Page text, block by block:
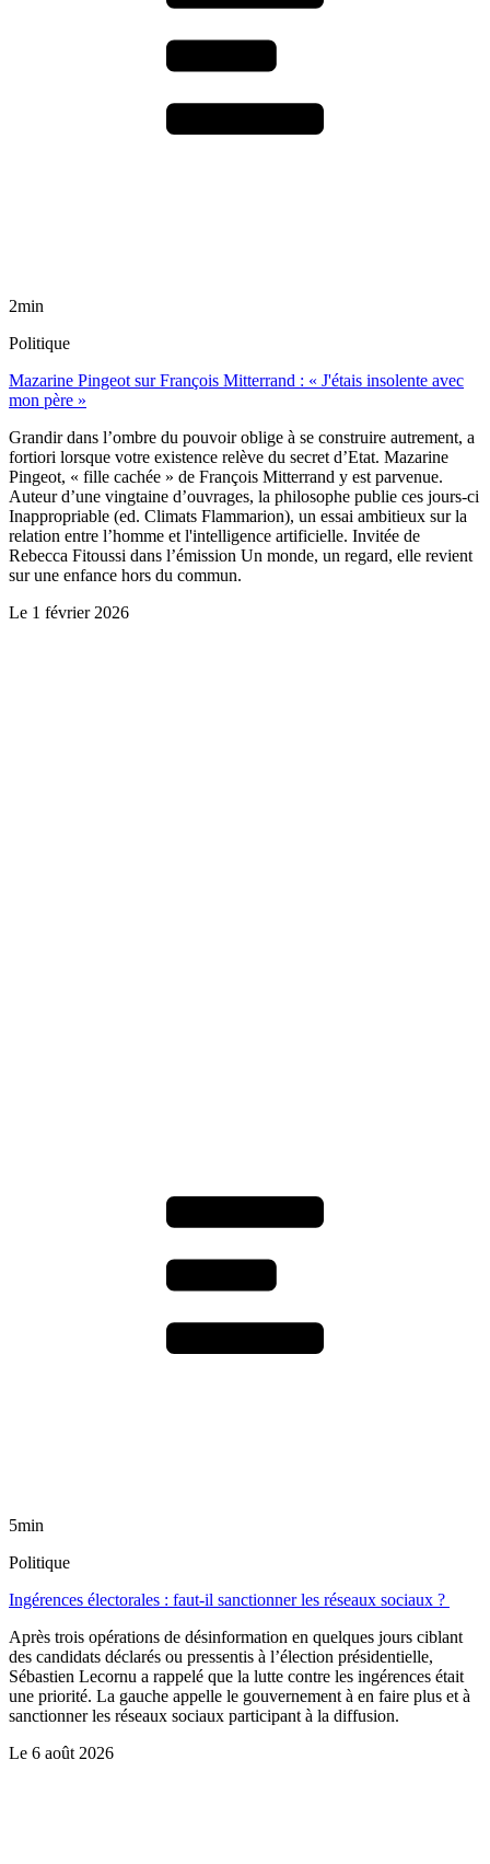
2min
Politique
Mazarine Pingeot sur François Mitterrand : « J'étais insolente avec
mon père »
Grandir dans l’ombre du pouvoir oblige à se construire autrement, a
fortiori lorsque votre existence relève du secret d’Etat. Mazarine
Pingeot, « fille cachée » de François Mitterrand y est parvenue.
Auteur d’une vingtaine d’ouvrages, la philosophe publie ces jours-ci
Inappropriable (ed. Climats Flammarion), un essai ambitieux sur la
relation entre l’homme et l'intelligence artificielle. Invitée de
Rebecca Fitoussi dans l’émission Un monde, un regard, elle revient
sur une enfance hors du commun.
Le 1 février 2026
5min
Politique
Ingérences électorales : faut-il sanctionner les réseaux sociaux ?
Après trois opérations de désinformation en quelques jours ciblant
des candidats déclarés ou pressentis à l’élection présidentielle,
Sébastien Lecornu a rappelé que la lutte contre les ingérences était
une priorité. La gauche appelle le gouvernement à en faire plus et à
sanctionner les réseaux sociaux participant à la diffusion.
Le 6 août 2026